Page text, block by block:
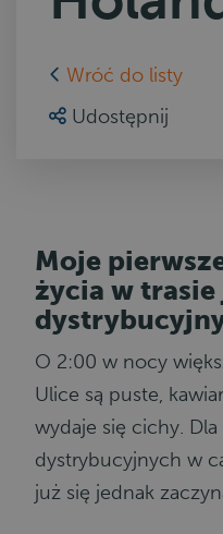
Wróć do listy
Udostępnij
Moje
życia w
O 2:00 w nocy
Ulice są puste,
wydaje się cichy.
dystrybucyjnych w
już się jednak